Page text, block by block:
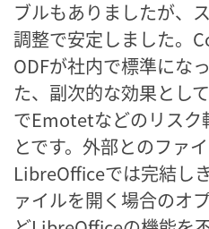
ブルもありましたが、
調整で安定しました。
ODFが社内で標準にな
た、副次的な効果とし
でEmotetなどのリスク
とです。外部とのファ
LibreOfficeでは完結し
ァイルを開く場合のオ